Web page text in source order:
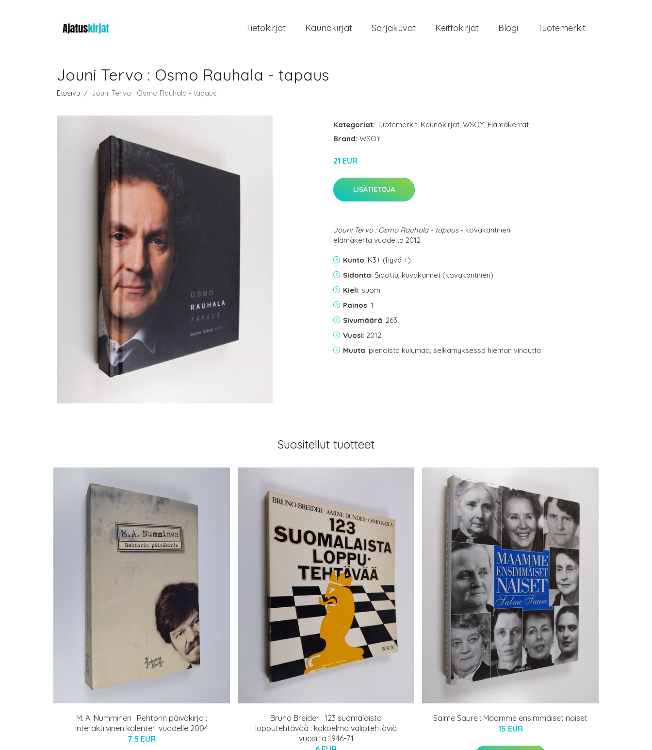
Tietokirjat Kaunokirjat Sarjakuvat Keittokirjat Blogi Tuotemerkit
Jouni Tervo : Osmo Rauhala - tapaus
Etusivu Jouni Tervo : Osmo Rauhala - tapaus
Kategoriat: Tuotemerkit, Kaunokirjat, WSOY, Elämäkerrat
Brand: WSOY
21 EUR
LISÄTIETOJA
Jouni Tervo : Osmo Rauhala - tapaus- kovakantinen
elämäkerta vuodelta 2012
Kunto: K3+ (hyvä +)
Sidonta: Sidottu, kuvakannet (kovakantinen)
Kieli: suomi
Painos: 1
Sivumäärä: 263
Vuosi: 2012
Muuta: pienoista kulumaa, selkämyksessä hieman vinoutta
Suositellut tuotteet
M. A. Numminen : Rehtorin päiväkirja :
interaktiivinen kalenteri vuodelle 2004
7.5 EUR
Bruno Breider : 123 suomalaista
lopputehtävää : kokoelma valiotehtäviä
vuosilta 1946-71
Salme Saure : Maamme ensimmäiset naiset
15 EUR